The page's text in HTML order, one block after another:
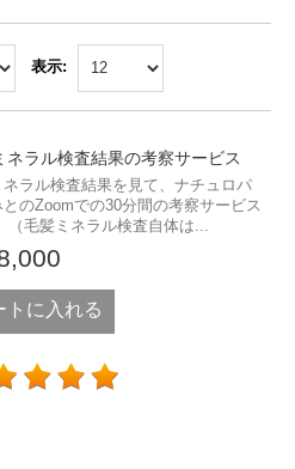
表示:
ネラル検査結果の考察サービス
ラル検査結果を見て、ナチュロパ
とのZoomでの30分間の考察サービス
（毛髪ミネラル検査自体は...
トに入れる